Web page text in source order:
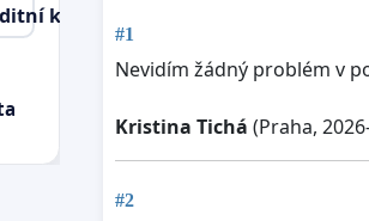
#1
Nevidím žádný problém v
Kristina Tichá (Praha,
#2
karta